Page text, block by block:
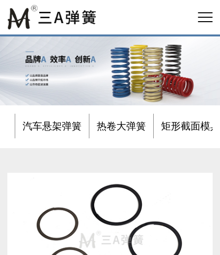
汽车悬架弹簧 热卷大弹簧 矩形截面模